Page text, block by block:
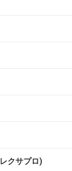
クサプロ)